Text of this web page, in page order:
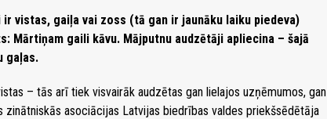
vistas, gaiļa vai zoss (tā gan ir jaunāku laiku piedeva)
Mārtiņam gaili kāvu. Mājputnu audzētāji apliecina – šajā
gaļas.
– tās arī tiek visvairāk audzētas gan lielajos uzņēmumos, gan
zinātniskās asociācijas Latvijas biedrības valdes priekšsēdētāja